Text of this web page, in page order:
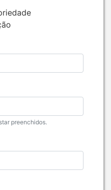
preenchidos.